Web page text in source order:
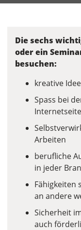
Die sechs
oder ein
besuchen:
kreative
Spass bei
Arbeiten
berufliche
in jeder
Fähigkeiten
an andere
Sicherheit
auch